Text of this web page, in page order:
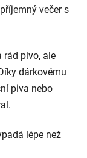
večer s
rád pivo, ale
dárkovému
piva nebo
lépe než